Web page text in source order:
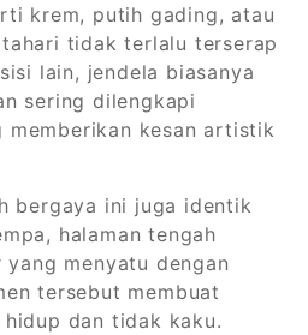
krem, putih gading, atau
tidak terlalu terserap
lain, jendela biasanya
sering dilengkapi
memberikan kesan artistik
bergaya ini juga identik
halaman tengah
menyatu dengan
tersebut membuat
hidup dan tidak kaku.